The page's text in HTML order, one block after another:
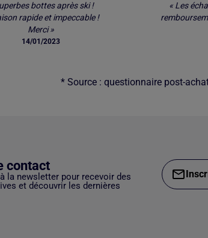
bottes après ski !
rapide et impeccable !
Merci »
14/01/2023
« Les
* Source : questionnaire post-
contact
la newsletter pour recevoir des
et découvrir les dernières